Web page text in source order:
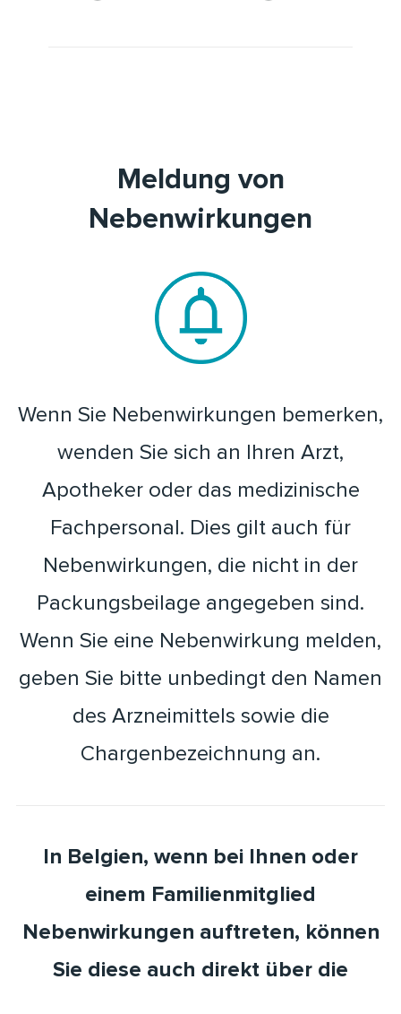
Meldung von
Nebenwirkungen
Wenn Sie Nebenwirkungen bemerken,
wenden Sie sich an Ihren Arzt,
Apotheker oder das medizinische
Fachpersonal. Dies gilt auch für
Nebenwirkungen, die nicht in der
Packungsbeilage angegeben sind.
Wenn Sie eine Nebenwirkung melden,
geben Sie bitte unbedingt den Namen
des Arzneimittels sowie die
Chargenbezeichnung an.
In Belgien, wenn bei Ihnen oder
einem Familienmitglied
Nebenwirkungen auftreten, können
Sie diese auch direkt über die